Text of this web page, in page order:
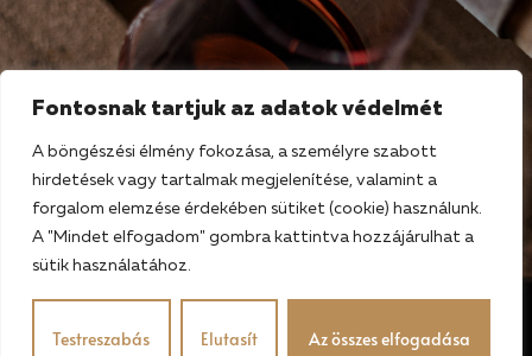
Fontosnak tartjuk az adatok védelmét
A böngészési élmény fokozása, a személyre szabott
hirdetések vagy tartalmak megjelenítése, valamint a
forgalom elemzése érdekében sütiket (cookie) használunk.
A "Mindet elfogadom" gombra kattintva hozzájárulhat a
sütik használatához.
Testreszabás Elutasít Az összes elfogadása